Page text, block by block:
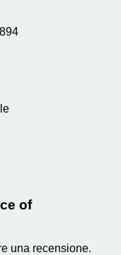
of
una recensione.